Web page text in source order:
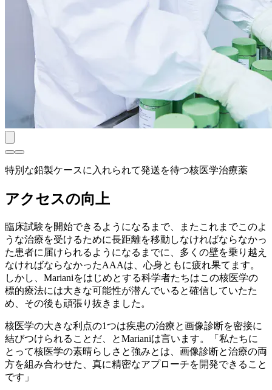
特別な鉛製ケースに入れられて発送を待つ核医学治療薬
アクセスの向上
臨床試験を開始できるようになるまで、またこれまでこのよ
うな治療を受けるために長距離を移動しなければならなかっ
た患者に届けられるようになるまでに、多くの壁を乗り越え
なければならなかったAAAは、心身ともに疲れ果てます。
しかし、Marianiをはじめとする科学者たちはこの核医学の
標的療法には大きな可能性が潜んでいると確信していたた
め、その後も頑張り抜きました。
核医学の大きな利点の1つは疾患の治療と画像診断を密接に
結びつけられることだ、とMarianiは言います。「私たちに
とって核医学の素晴らしさと強みとは、画像診断と治療の両
方を組み合わせた、真に精密なアプローチを開発できること
です」